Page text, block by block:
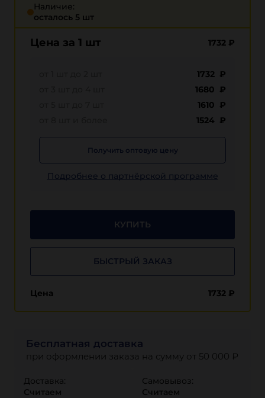
Наличие:
осталось 5 шт
Цена за 1 шт 1732 ₽
1732 ₽
1680 ₽
1610 ₽
1524 ₽
Получить оптовую цену
Подробнее о партнёрской программе
КУПИТЬ
БЫСТРЫЙ ЗАКАЗ
Цена 1732 ₽
Бесплатная доставка
при оформлении заказа на сумму от 50 000 ₽
Доставка:
Считаем
Самовывоз:
Считаем